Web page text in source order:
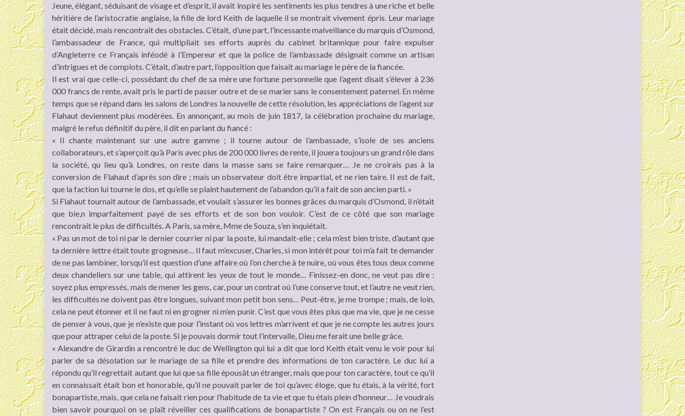
Jeune, élégant, séduisant de visage et d’esprit, il avait inspiré les sentiments les plus tendres à une riche et belle
héritière de l’aristocratie anglaise, la fille de lord Keith de laquelle il se montrait vivement épris. Leur mariage
était décidé, mais rencontrait des obstacles. C’était, d’une part, l’incessante malveillance du marquis d’Osmond,
l’ambassadeur de France, qui multipliait ses efforts auprès du cabinet britannique pour faire expulser
d’Angleterre ce Français inféodé à l’Empereur et que la police de l’ambassade désignait comme un artisan
d’intrigues et de complots. C’était, d’autre part, l’opposition que faisait au mariage le père de la fiancée.
Il est vrai que celle-ci, possédant du chef de sa mère une fortune personnelle que l’agent disait s’élever à 236
000 francs de rente, avait pris le parti de passer outre et de se marier sans le consentement paternel. En même
temps que se répand dans les salons de Londres la nouvelle de cette résolution, les appréciations de l’agent sur
Flahaut deviennent plus modérées. En annonçant, au mois de juin 1817, la célébration prochaine du mariage,
malgré le refus définitif du père, il dit en parlant du fiancé :
« Il chante maintenant sur une autre gamme ; il tourne autour de l’ambassade, s’isole de ses anciens
collaborateurs, et s’aperçoit qu’à Paris avec plus de 200 000 livres de rente, il jouera toujours un grand rôle dans
la société, qu lieu qu’à Londres, on reste dans la masse sans se faire remarquer… Je ne croirais pas à la
conversion de Flahaut d’après son dire ; mais un observateur doit être impartial, et ne rien taire. Il est de fait,
que la faction lui tourne le dos, et qu’elle se plaint hautement de l’abandon qu’il a fait de son ancien parti. »
Si Flahaut tournait autour de l’ambassade, et voulait s’assurer les bonnes grâces du marquis d’Osmond, il n’était
que bie,n imparfaitement payé de ses efforts et de son bon vouloir. C’est de ce côté que son mariage
rencontrait le plus de difficultés. A Paris, sa mère, Mme de Souza, s’en inquiétait.
« Pas un mot de toi ni par le dernier courrier ni par la poste, lui mandait-elle ; cela m’est bien triste, d’autant que
ta dernière lettre était toute grogneuse… Il faut m’excuser, Charles, si mon intérêt pour toi m’a fait te demander
de ne pas lambiner, lorsqu’il est question d’une affaire où l’on cherche à te nuire, où vous êtes tous deux comme
deux chandeliers sur une table, qui attirent les yeux de tout le monde… Finissez-en donc, ne veut pas dire :
soyez plus empressés, mais de mener les gens, car, pour un contrat où l’une conserve tout, et l’autre ne veut rien,
les difficultés ne doivent pas être longues, suivant mon petit bon sens… Peut-être, je me trompe ; mais, de loin,
cela ne peut étonner et il ne faut ni en grogner ni m’en punir. C’est que vous êtes plus que ma vie, que je ne cesse
de penser à vous, que je n’existe que pour l’instant où vos lettres m’arrivent et que je ne compte les autres jours
que pour attraper celui de la poste. Si je pouvais dormir tout l’intervalle, Dieu me ferait une belle grâce.
« Alexandre de Girardin a rencontré le duc de Wellington qui lui a dit que lord Keith était venu le voir pour lui
parler de sa désolation sur le mariage de sa fille et prendre des informations de ton caractère. Le duc lui a
répondu qu’il regrettait autant que lui que sa fille épousât un étranger, mais que pour ton caractère, tout ce qu’il
en connaissait était bon et honorable, qu’il ne pouvait parler de toi qu’avec éloge, que tu étais, à la vérité, fort
bonapartiste, mais, que cela ne faisait rien pour l’habitude de ta vie et que tu étais plein d’honneur… Je voudrais
bien savoir pourquoi on se plaît réveiller ces qualifications de bonapartiste ? On est Français ou on ne l’est